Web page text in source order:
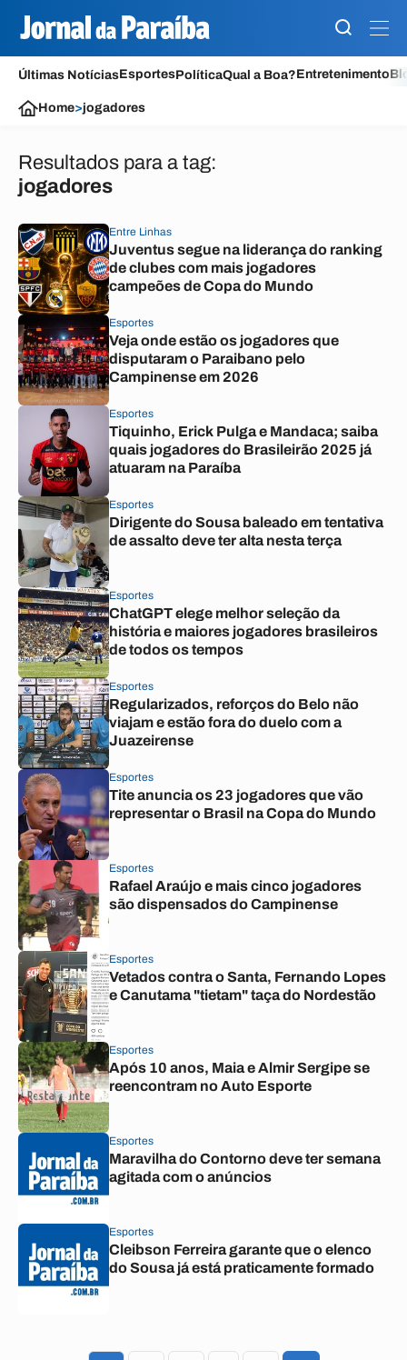
Últimas NotíciasEsportesPolíticaQual a Boa?Entretenimento
Home>jogadores
Resultados para a tag:
jogadores
Entre Linhas
Juventus segue na liderança do ranking
de clubes com mais jogadores
campeões de Copa do Mundo
Esportes
Veja onde estão os jogadores que
disputaram o Paraibano pelo
Campinense em 2026
Esportes
Tiquinho, Erick Pulga e Mandaca; saiba
quais jogadores do Brasileirão 2025 já
atuaram na Paraíba
Esportes
Dirigente do Sousa baleado em tentativa
de assalto deve ter alta nesta terça
Esportes
ChatGPT elege melhor seleção da
história e maiores jogadores brasileiros
de todos os tempos
Esportes
Regularizados, reforços do Belo não
viajam e estão fora do duelo com a
Juazeirense
Esportes
Tite anuncia os 23 jogadores que vão
representar o Brasil na Copa do Mundo
Esportes
Rafael Araújo e mais cinco jogadores
são dispensados do Campinense
Esportes
Vetados contra o Santa, Fernando Lopes
e Canutama "tietam" taça do Nordestão
Esportes
Após 10 anos, Maia e Almir Sergipe se
reencontram no Auto Esporte
Esportes
Maravilha do Contorno deve ter semana
agitada com o anúncios
Esportes
Cleibson Ferreira garante que o elenco
do Sousa já está praticamente formado